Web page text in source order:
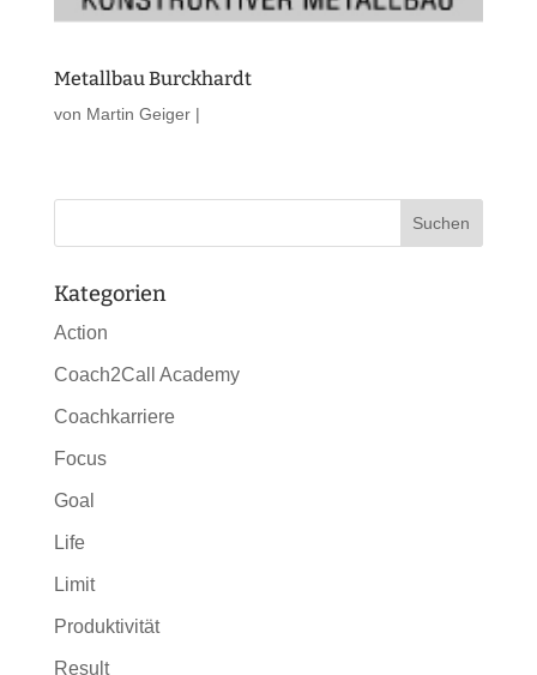
Metallbau Burckhardt
von Martin Geiger|
Kategorien
Action
Coach2Call Academy
Coachkarriere
Focus
Goal
Life
Limit
Produktivität
Result